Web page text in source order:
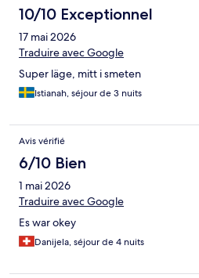
10/10 Exceptionnel
17 mai 2026
Traduire avec Google
Super läge, mitt i smeten
Istianah, séjour de 3 nuits
Avis vérifié
6/10 Bien
1 mai 2026
Traduire avec Google
Es war okey
Danijela, séjour de 4 nuits